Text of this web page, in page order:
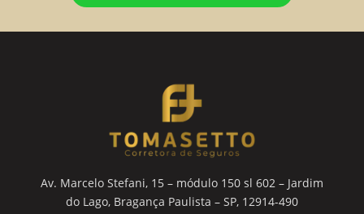
Av. Marcelo Stefani, 15 – módulo 150 sl 602 – Jardim
do Lago, Bragança Paulista – SP, 12914-490